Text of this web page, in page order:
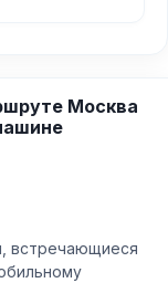
Москва
встречающиеся